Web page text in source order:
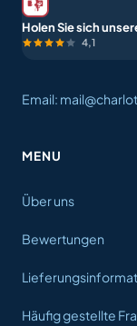
Holen Sie sich
4,1
Email:
MENU
Über uns
Bewertungen
Häufig gestellte